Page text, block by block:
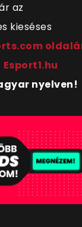
az
kieséses
Esport1.hu
nyelven!